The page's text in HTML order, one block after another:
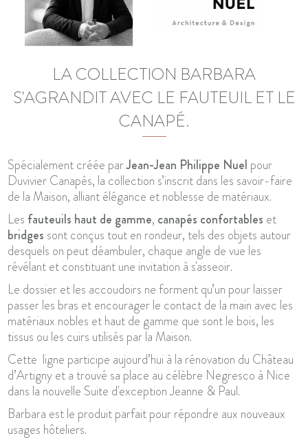
LA COLLECTION BARBARA
S'AGRANDIT AVEC LE FAUTEUIL ET LE
CANAPÉ.
Spécialement créée parJean-Jean Philippe Nuel pour
Duvivier Canapés, la collection s’inscrit dans les savoir-faire
de la Maison, alliant élégance et noblesse de matériaux.
Les fauteuils haut de gamme, canapés confortables et
bridges sont conçus tout en rondeur, tels des objets autour
desquels on peut déambuler, chaque angle de vue les
révélant et constituant une invitation à s'asseoir.
Le dossier et les accoudoirs ne forment qu’un pour laisser
passer les bras et encourager le contact de la main avec les
matériaux nobles et haut de gamme que sont le bois, les
tissus ou les cuirs utilisés par la Maison.
Cette ligne participe aujourd’hui à la rénovation du Château
d’Artigny et a trouvé sa place au célèbre Negresco à Nice
dans la nouvelle Suite d'exception Jeanne & Paul.
Barbara est le produit parfait pour répondre aux nouveaux
usages hôteliers.